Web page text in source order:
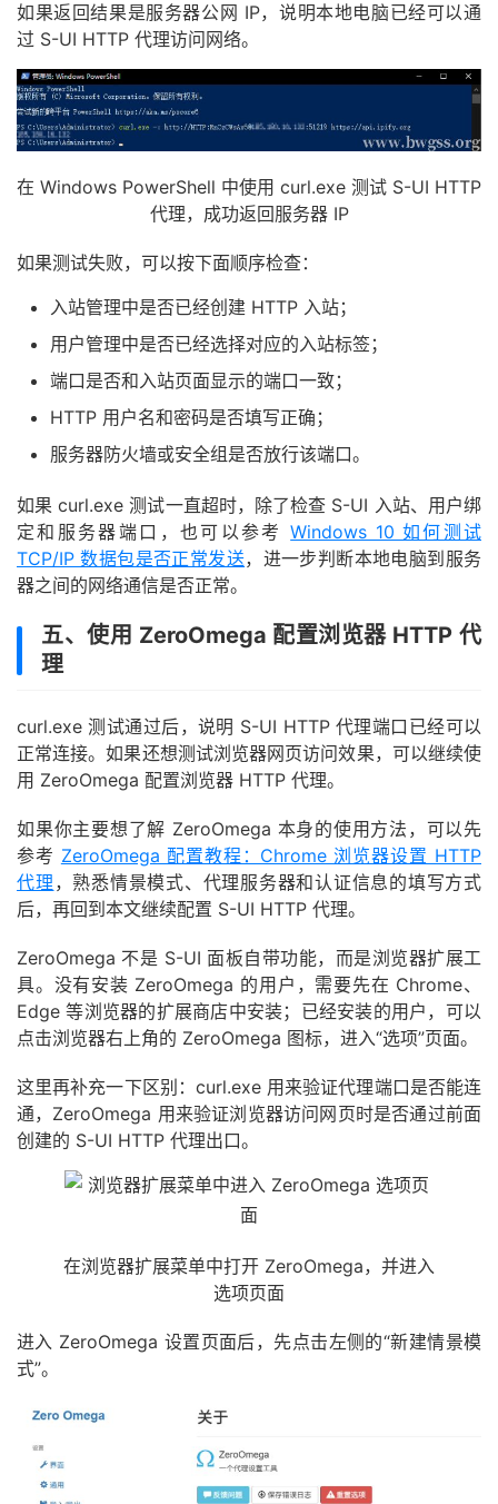
如果返回结果是服务器公网 IP，说明本地电脑已经可以通
过 S-UI HTTP 代理访问网络。
在 Windows PowerShell 中使用 curl.exe 测试 S-UI HTTP
代理，成功返回服务器 IP
如果测试失败，可以按下面顺序检查：
入站管理中是否已经创建 HTTP 入站；
用户管理中是否已经选择对应的入站标签；
端口是否和入站页面显示的端口一致；
HTTP 用户名和密码是否填写正确；
服务器防火墙或安全组是否放行该端口。
如果 curl.exe 测试一直超时，除了检查 S-UI 入站、用户绑
定和服务器端口，也可以参考Windows 10 如何测试
TCP/IP 数据包是否正常发送，进一步判断本地电脑到服务
器之间的网络通信是否正常。
五、使用 ZeroOmega 配置浏览器 HTTP 代
理
curl.exe 测试通过后，说明 S-UI HTTP 代理端口已经可以
正常连接。如果还想测试浏览器网页访问效果，可以继续使
用 ZeroOmega 配置浏览器 HTTP 代理。
如果你主要想了解 ZeroOmega 本身的使用方法，可以先
参考 ZeroOmega 配置教程：Chrome 浏览器设置 HTTP
代理 ，熟悉情景模式、代理服务器和认证信息的填写方式
后，再回到本文继续配置 S-UI HTTP 代理。
ZeroOmega 不是 S-UI 面板自带功能，而是浏览器扩展工
具。没有安装 ZeroOmega 的用户，需要先在 Chrome、
Edge 等浏览器的扩展商店中安装；已经安装的用户，可以
点击浏览器右上角的 ZeroOmega 图标，进入“选项”页面。
这里再补充一下区别：curl.exe 用来验证代理端口是否能连
通，ZeroOmega 用来验证浏览器访问网页时是否通过前面
创建的 S-UI HTTP 代理出口。
在浏览器扩展菜单中打开 ZeroOmega，并进入
选项页面
进入 ZeroOmega 设置页面后，先点击左侧的“新建情景模
式”。